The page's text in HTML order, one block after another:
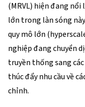
(MRVL) hiện đang nổi
lớn trong làn sóng
quy mô lớn
nghiệp đang chuyển
truyền thống sang
thúc đẩy nhu cầu về
chỉnh.